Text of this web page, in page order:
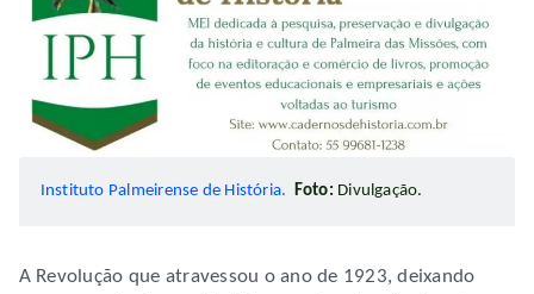
Instituto Palmeirense de História. Foto: Divulgação.
A Revolução que atravessou o ano de 1923, deixando